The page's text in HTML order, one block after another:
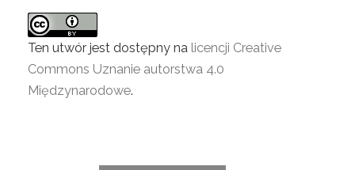
Ten utwór jest dostępny na licencji Creative
Commons Uznanie autorstwa 4.0
Międzynarodowe.